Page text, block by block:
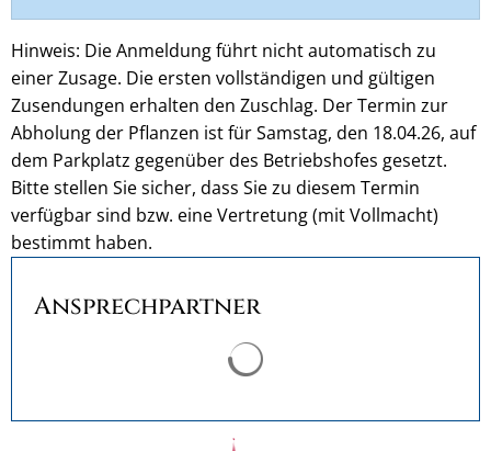
Hinweis: Die Anmeldung führt nicht automatisch zu
einer Zusage. Die ersten vollständigen und gültigen
Zusendungen erhalten den Zuschlag. Der Termin zur
Abholung der Pflanzen ist für Samstag, den 18.04.26, auf
dem Parkplatz gegenüber des Betriebshofes gesetzt.
Bitte stellen Sie sicher, dass Sie zu diesem Termin
verfügbar sind bzw. eine Vertretung (mit Vollmacht)
bestimmt haben.
Ansprechpartner